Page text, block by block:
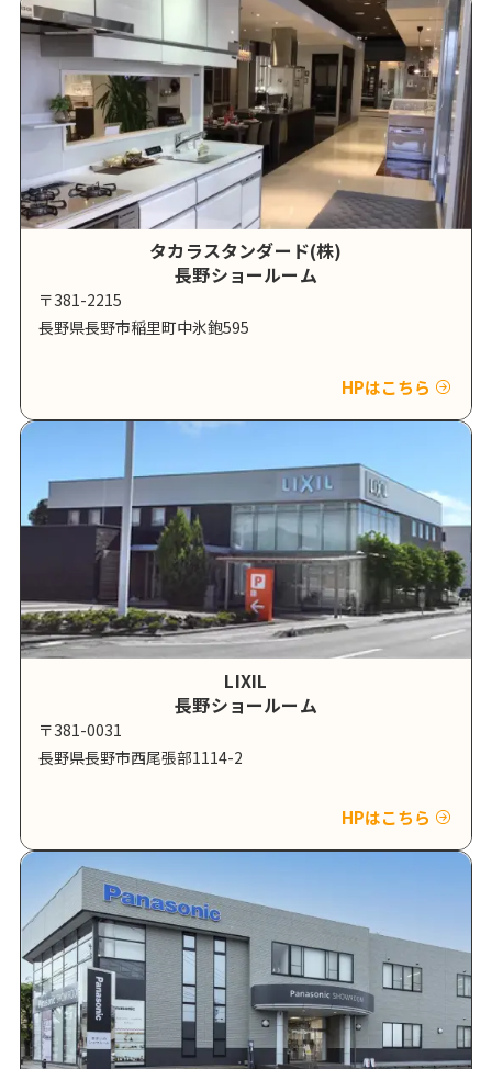
タカラスタンダード(株)
長野ショールーム
〒381-2215
長野県長野市稲里町中氷鉋595
HPはこちら
LIXIL
長野ショールーム
〒381-0031
長野県長野市西尾張部1114-2
HPはこちら